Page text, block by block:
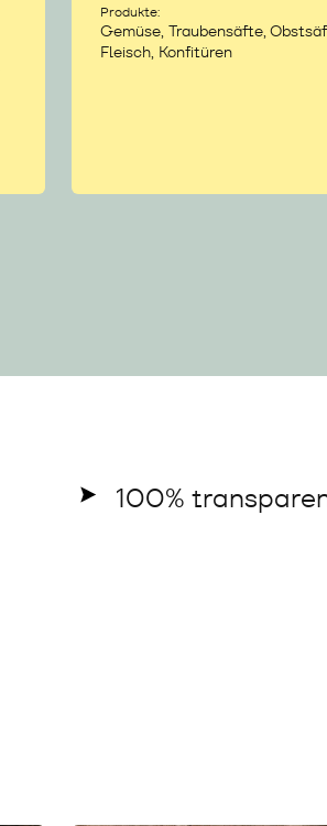
Produkte:
Gemüse, Traubensäfte,
Fleisch, Konfitüren
100%